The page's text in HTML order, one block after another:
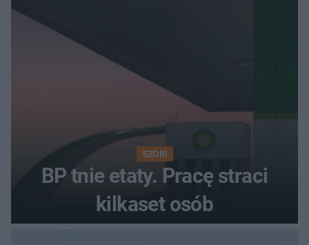
SZOK!
BP tnie etaty. Pracę straci
kilkaset osób